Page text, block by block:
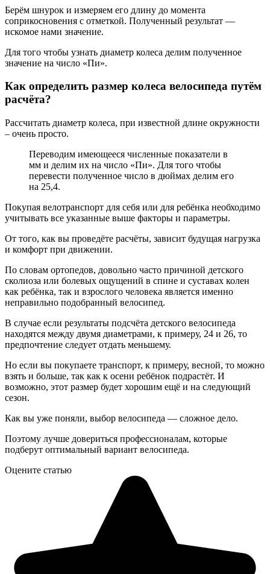
Берём шнурок и измеряем его длину до момента
соприкосновения с отметкой. Полученный результат —
искомое нами значение.
Для того чтобы узнать диаметр колеса делим полученное
значение на число «Пи».
Как определить размер колеса велосипеда путём
расчёта?
Рассчитать диаметр колеса, при известной длине окружности
– очень просто.
Переводим имеющееся численные показатели в
мм и делим их на число «Пи». Для того чтобы
перевести полученное число в дюймах делим его
на 25,4.
Покупая велотранспорт для себя или для ребёнка необходимо
учитывать все указанные выше факторы и параметры.
От того, как вы проведёте расчёты, зависит будущая нагрузка
и комфорт при движении.
По словам ортопедов, довольно часто причиной детского
сколиоза или болевых ощущений в спине и суставах колен
как ребёнка, так и взрослого человека является именно
неправильно подобранный велосипед.
В случае если результаты подсчёта детского велосипеда
находятся между двумя диаметрами, к примеру, 24 и 26, то
предпочтение следует отдать меньшему.
Но если вы покупаете транспорт, к примеру, весной, то можно
взять и больше, так как к осени ребёнок подрастёт. И
возможно, этот размер будет хорошим ещё и на следующий
сезон.
Как вы уже поняли, выбор велосипеда — сложное дело.
Поэтому лучше довериться профессионалам, которые
подберут оптимальный вариант велосипеда.
Оцените статью